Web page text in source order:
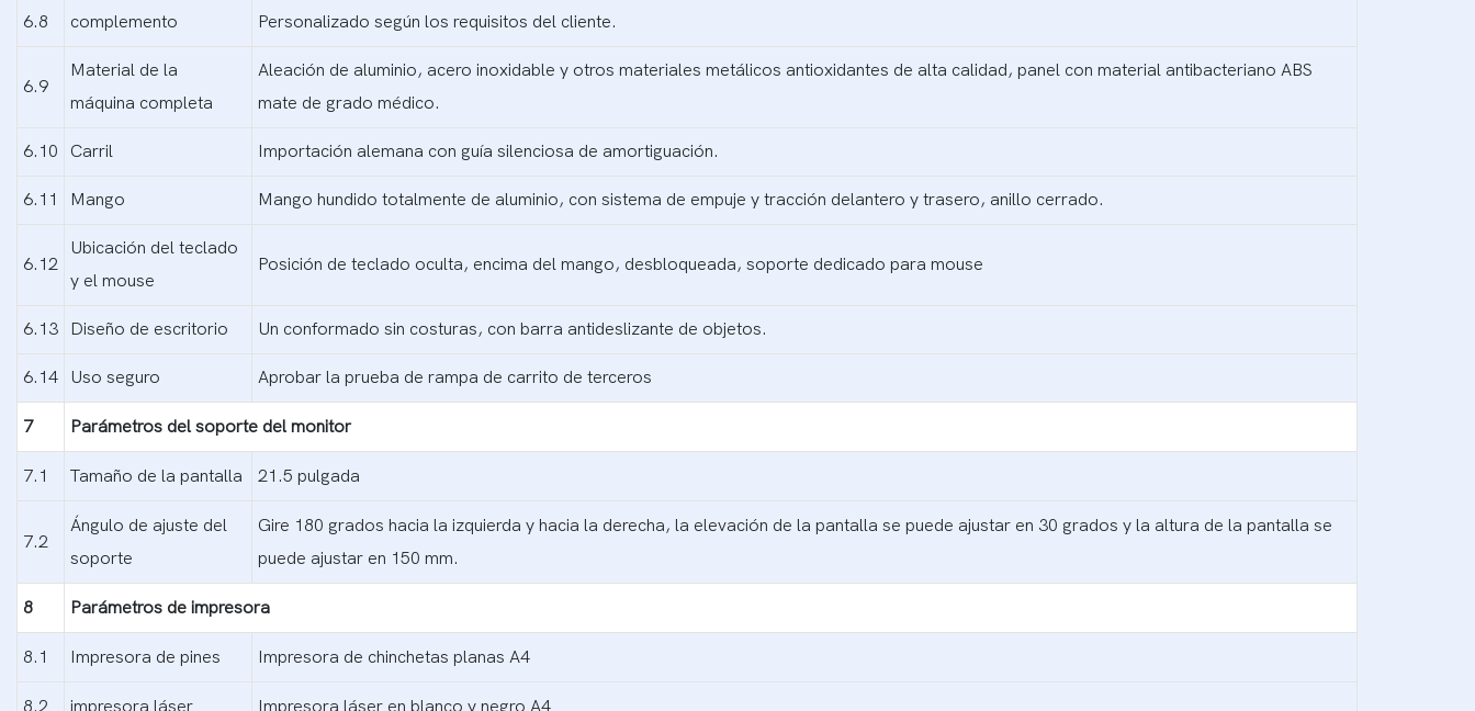
6.8 complemento Personalizado según los requisitos del cliente.
6.9
Material de la
máquina completa
Aleación de aluminio, acero inoxidable y otros materiales metálicos antioxidantes de alta calidad, panel con material antibacteriano ABS
mate de grado médico.
6.10 Carril Importación alemana con guía silenciosa de amortiguación.
6.11 Mango Mango hundido totalmente de aluminio, con sistema de empuje y tracción delantero y trasero, anillo cerrado.
6.12
Ubicación del teclado
y el mouse
Posición de teclado oculta, encima del mango, desbloqueada, soporte dedicado para mouse
6.13 Diseño de escritorio Un conformado sin costuras, con barra antideslizante de objetos.
6.14 Uso seguro Aprobar la prueba de rampa de carrito de terceros
7 Parámetros del soporte del monitor
7.1 Tamaño de la pantalla 21.5 pulgada
7.2
Ángulo de ajuste del
soporte
Gire 180 grados hacia la izquierda y hacia la derecha, la elevación de la pantalla se puede ajustar en 30 grados y la altura de la pantalla se
puede ajustar en 150 mm.
8 Parámetros de impresora
8.1 Impresora de pines Impresora de chinchetas planas A4
8.2 impresora láser Impresora láser en blanco y negro A4